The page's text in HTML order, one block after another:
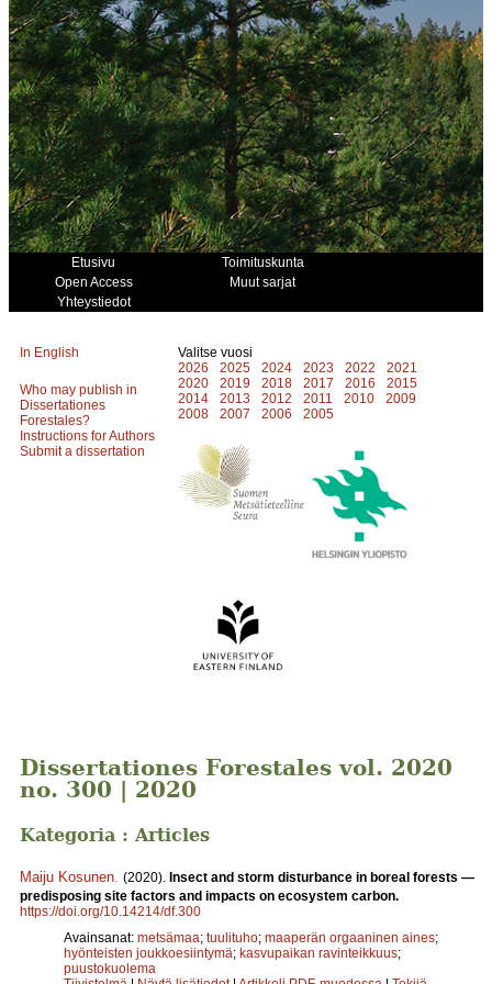
Etusivu
Toimituskunta
Open Access
Muut sarjat
Yhteystiedot
In English
Who may publish in
Dissertationes
Forestales?
Instructions for Authors
Submit a dissertation
Valitse vuosi
2026
2025 2024 2023 2022
2021
2020
2019 2018 2017 2016
2015
2014
2013 2012 2011 2010
2009
2008
2007 2006 2005
Dissertationes Forestales vol. 2020
no. 300 | 2020
Kategoria : Articles
Maiju Kosunen (2020). Insect and storm disturbance in boreal forests —
predisposing site factors and impacts on ecosystem carbon.
https://doi.org/10.14214/df.300
Avainsanat: metsämaa; tuulituho; maaperän orgaaninen aines;
hyönteisten joukkoesiintymä; kasvupaikan ravinteikkuus;
puustokuolema